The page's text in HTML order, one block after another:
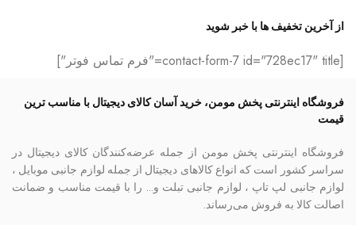
از آخرین تخفیف ها با خبر شوید
[contact-form-7 id="728ec17" title="فرم تماس فوتر"]
فروشگاه اینترنتی پخش مومن، خرید آسان کالای دیجیتال با مناسب ترین
قیمت
فروشگاه اینترنتی پخش مومن از جمله عرضه‌کنندگان کالای دیجیتال در
سراسر کشور است که انواع کالاهای دیجیتال از جمله لوازم جانبی موبایل ،
لوازم جانبی لپ تاپ ، لوازم جانبی تبلت و… را با قیمت مناسب و ضمانت
اصالت کالا به فروش می‌رساند.